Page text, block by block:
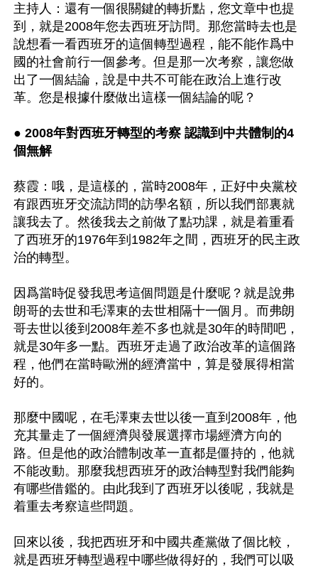
主持人：還有一個很關鍵的轉折點，您文章中也提
到，就是2008年您去西班牙訪問。那您當時去也是
說想看一看西班牙的這個轉型過程，能不能作爲中
國的社會前行一個參考。但是那一次考察，讓您做
出了一個結論，說是中共不可能在政治上進行改
革。您是根據什麼做出這樣一個結論的呢？
● 2008年對西班牙轉型的考察 認識到中共體制的4
個無解
蔡霞：哦，是這樣的，當時2008年，正好中央黨校
有跟西班牙交流訪問的訪學名額，所以我們部裏就
讓我去了。然後我去之前做了點功課，就是着重看
了西班牙的1976年到1982年之間，西班牙的民主政
治的轉型。
因爲當時促發我思考這個問題是什麼呢？就是說弗
朗哥的去世和毛澤東的去世相隔十一個月。而弗朗
哥去世以後到2008年差不多也就是30年的時間吧，
就是30年多一點。西班牙走過了政治改革的這個路
程，他們在當時歐洲的經濟當中，算是發展得相當
好的。
那麼中國呢，在毛澤東去世以後一直到2008年，他
充其量走了一個經濟與發展選擇市場經濟方向的
路。但是他的政治體制改革一直都是僵持的，他就
不能改動。那麼我想西班牙的政治轉型對我們能夠
有哪些借鑑的。由此我到了西班牙以後呢，我就是
着重去考察這些問題。
回來以後，我把西班牙和中國共產黨做了個比較，
就是西班牙轉型過程中哪些做得好的，我們可以吸